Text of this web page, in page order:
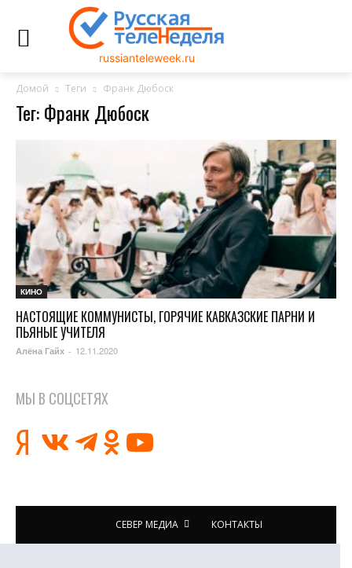
russianteleweek.ru
Домой Теги Франк Дюбоск
Тег: Франк Дюбоск
КИНО
НАСТОЯЩИЕ КОММУНИСТЫ, ГОРЯЧИЕ КАВКАЗСКИЕ ПАРНИ И
ПЬЯНЫЕ УЧИТЕЛЯ
Алёна Гайх - 12.11.2020
МЫ В СОЦСЕТЯХ
СЕВЕР МЕДИА КОНТАКТЫ